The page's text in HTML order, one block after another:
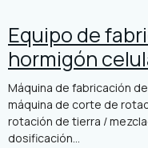
Equipo de
hormigón
Máquina de fabricación
máquina de corte de
rotación de tierra /
dosificación...